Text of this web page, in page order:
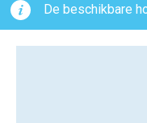
De beschikbare